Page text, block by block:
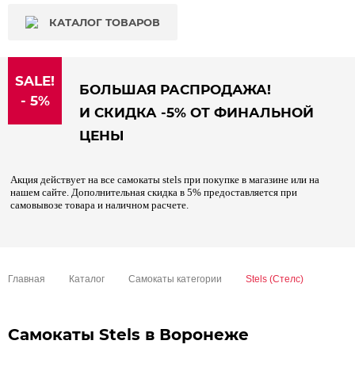
КАТАЛОГ ТОВАРОВ
SALE!
- 5%
БОЛЬШАЯ РАСПРОДАЖА!
И СКИДКА -5% ОТ ФИНАЛЬНОЙ
ЦЕНЫ
Акция действует на все самокаты stels при покупке в магазине или на
нашем сайте. Дополнительная скидка в 5% предоставляется при
самовывозе товара и наличном расчете.
Главная Каталог Самокаты категории Stels (Стелс)
Самокаты Stels в Воронеже